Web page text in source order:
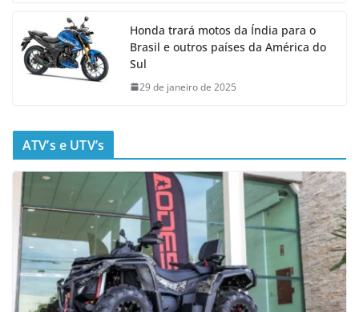
Honda trará motos da Índia para o
Brasil e outros países da América do
Sul
29 de janeiro de 2025
ATV’s e UTV’s